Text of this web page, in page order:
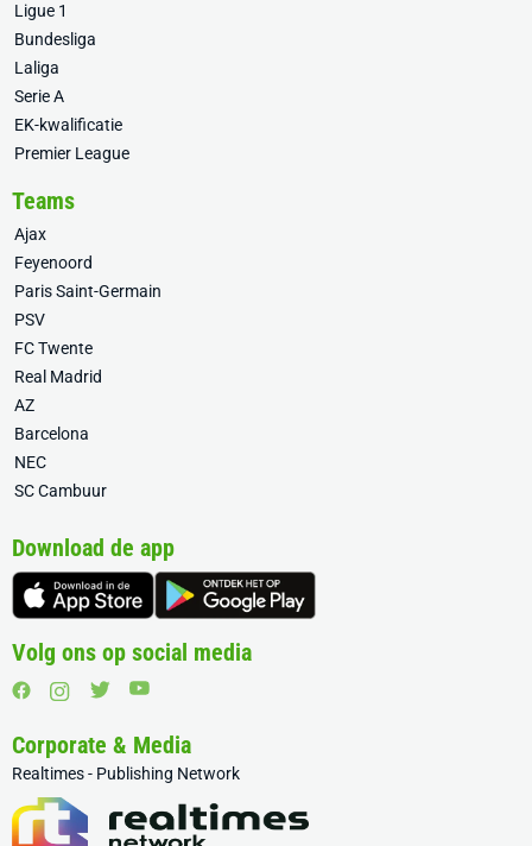
Ligue 1
Bundesliga
Laliga
Serie A
EK-kwalificatie
Premier League
Teams
Ajax
Feyenoord
Paris Saint-Germain
PSV
FC Twente
Real Madrid
AZ
Barcelona
NEC
SC Cambuur
Download de app
Volg ons op social media
Corporate & Media
Realtimes - Publishing Network